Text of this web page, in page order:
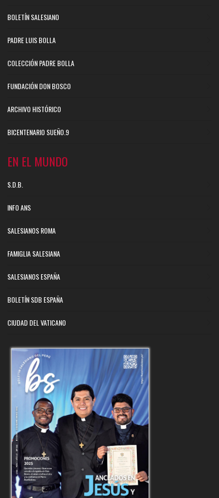
BOLETÍN SALESIANO
PADRE LUIS BOLLA
COLECCIÓN PADRE BOLLA
FUNDACIÓN DON BOSCO
ARCHIVO HISTÓRICO
BICENTENARIO SUEÑO.9
EN EL MUNDO
S.D.B.
INFO ANS
SALESIANOS ROMA
FAMIGLIA SALESIANA
SALESIANOS ESPAÑA
BOLETÍN SDB ESPAÑA
CIUDAD DEL VATICANO